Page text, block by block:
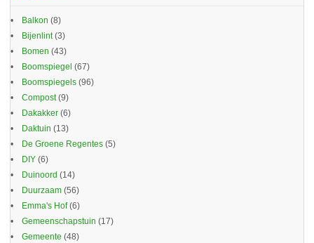
Balkon (8)
Bijenlint(3)
Bomen (43)
Boomspiegel (67)
Boomspiegels (96)
Compost(9)
Dakakker (6)
Daktuin (13)
De Groene Regentes (5)
DIY (6)
Duinoord (14)
Duurzaam (56)
Emma's Hof(6)
Gemeenschapstuin (17)
Gemeente (48)